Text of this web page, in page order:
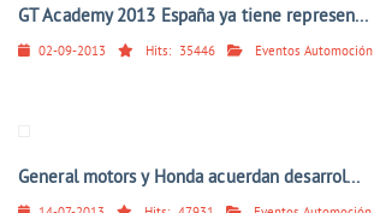
GT Academy 2013 España ya tiene represen...
02-09-2013 Hits: 35446 Eventos Automoción
General motors y Honda acuerdan desarrol...